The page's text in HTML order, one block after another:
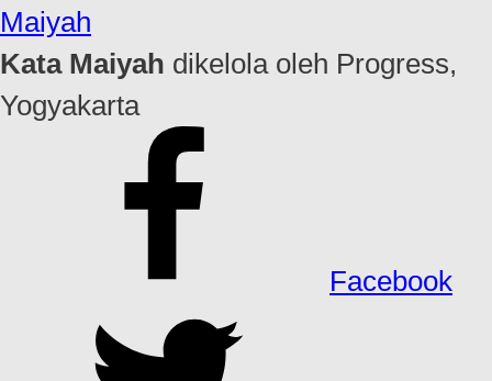
Maiyah
Kata Maiyah dikelola oleh Progress,
Yogyakarta
Facebook